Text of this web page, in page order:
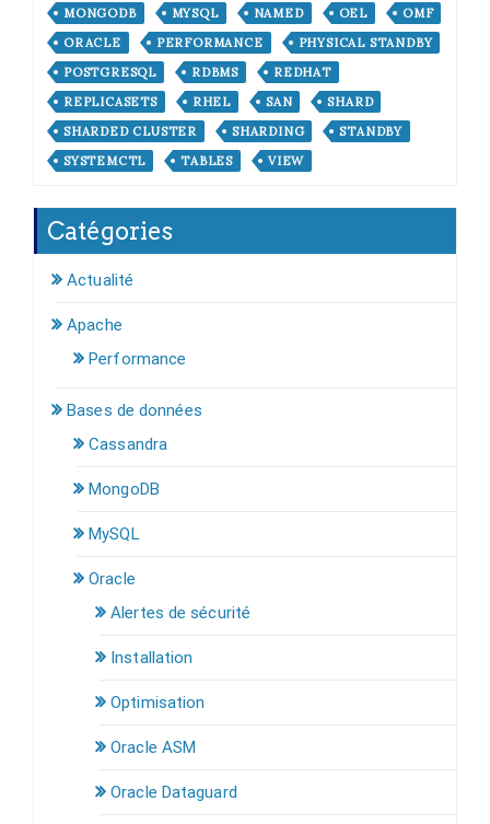
MONGODB MYSQL NAMED OEL
OMF
ORACLE
PERFORMANCE
PHYSICAL STANDBY
POSTGRESQL
RDBMS
REDHAT
REPLICASETS
RHEL SAN
SHARD
SHARDED CLUSTER
SHARDING
STANDBY
SYSTEMCTL
TABLES VIEW
Catégories
Actualité
Apache
Performance
Bases de données
Cassandra
MongoDB
MySQL
Oracle
Alertes de sécurité
Installation
Optimisation
Oracle ASM
Oracle Dataguard